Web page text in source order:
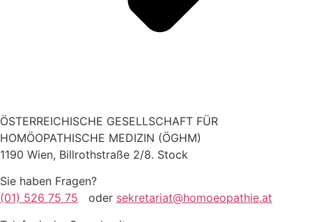
ÖSTERREICHISCHE GESELLSCHAFT FÜR
HOMÖOPATHISCHE MEDIZIN (ÖGHM)
1190 Wien, Billrothstraße 2/8. Stock
Sie haben Fragen?
(01) 526 75 75 oder sekretariat@homoeopathie.at